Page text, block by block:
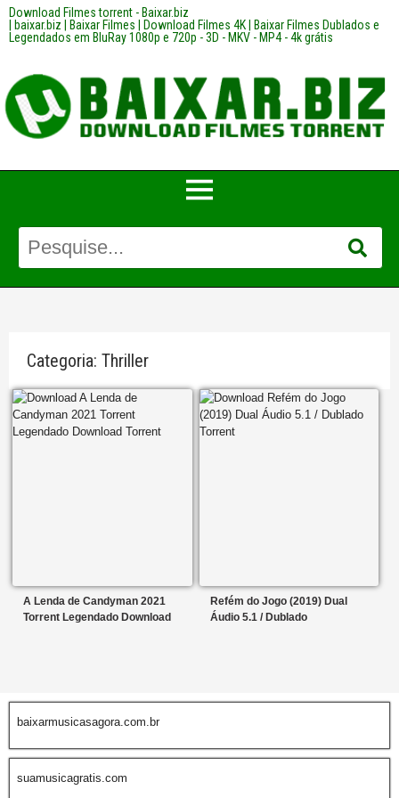
Download Filmes torrent - Baixar.biz
| baixar.biz | Baixar Filmes | Download Filmes 4K | Baixar Filmes Dublados e
Legendados em BluRay 1080p e 720p - 3D - MKV - MP4 - 4k grátis
Categoria: Thriller
A Lenda de Candyman 2021
Torrent Legendado Download
Refém do Jogo (2019) Dual
Áudio 5.1 / Dublado
baixarmusicasagora.com.br
suamusicagratis.com